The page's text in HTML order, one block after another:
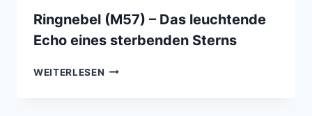
Ringnebel (M57) – Das leuchtende
Echo eines sterbenden Sterns
WEITERLESEN RINGNEBEL